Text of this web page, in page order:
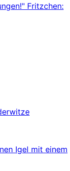
Fritzchen:
Igel mit einem